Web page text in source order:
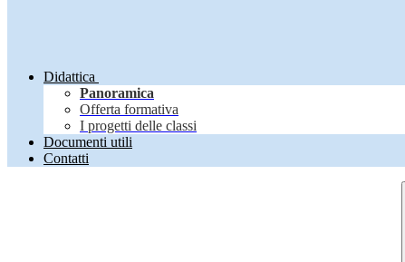
Didattica
Panoramica
Offerta formativa
I progetti delle classi
Documenti utili
Contatti